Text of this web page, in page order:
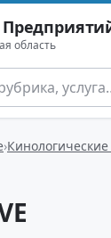
область